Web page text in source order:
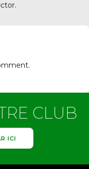
CLUB
ICI